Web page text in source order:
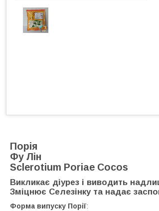
Порія
Фу Лін
Sclerotium Poriae Cocos
Викликає діурез і виводить
Зміцнює Селезінку та надає
Форма випуску Порії: